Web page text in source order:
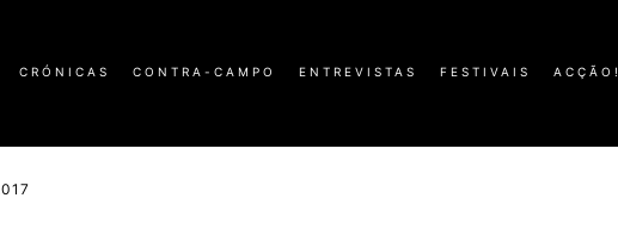
CRÓNICAS CONTRA-CAMPO ENTREVISTAS FESTIVAIS ACÇÃO!